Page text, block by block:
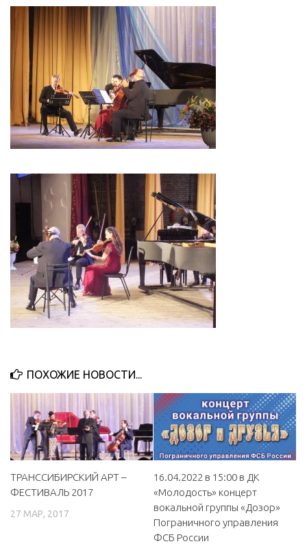
ПОХОЖИЕ НОВОСТИ...
ТРАНССИБИРСКИЙ АРТ –
ФЕСТИВАЛЬ 2017
27 МАР, 2017
16.04.2022 в 15:00 в ДК
«Молодость» концерт
вокальной группы «Дозор»
Пограничного управления
ФСБ России